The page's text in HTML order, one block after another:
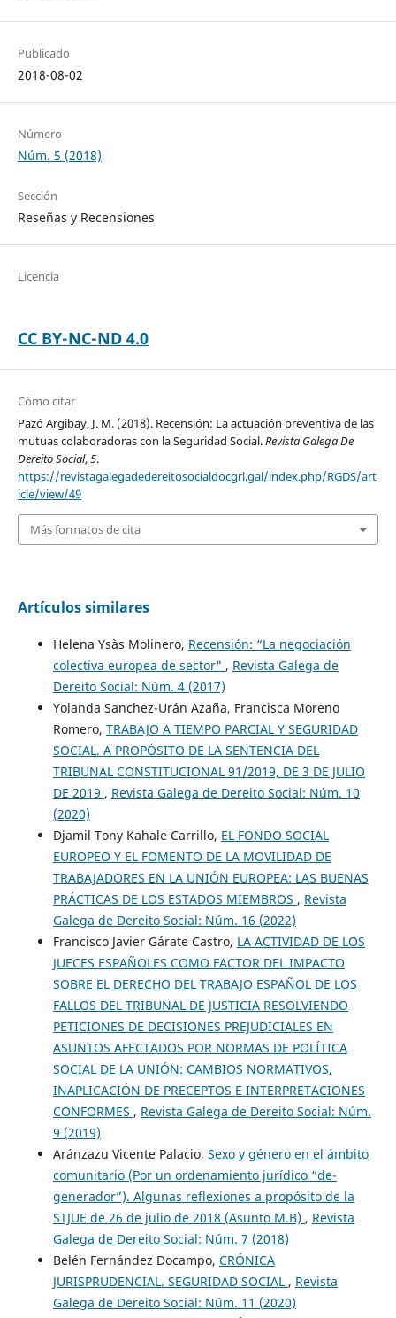
Publicado
2018-08-02
Número
Núm. 5 (2018)
Sección
Reseñas y Recensiones
Licencia
CC BY-NC-ND 4.0
Cómo citar
Pazó Argibay, J. M. (2018). Recensión: La actuación preventiva de las
mutuas colaboradoras con la Seguridad Social.Revista Galega De
Dereito Social,5.
https://revistagalegadedereitosocialdocgrl.gal/index.php/RGDS/art
icle/view/49
Más formatos de cita
Artículos similares
Helena Ysàs Molinero, Recensión: “La negociación
colectiva europea de sector" , Revista Galega de
Dereito Social: Núm. 4 (2017)
Yolanda Sanchez-Urán Azaña, Francisca Moreno
Romero, TRABAJO A TIEMPO PARCIAL Y SEGURIDAD
SOCIAL. A PROPÓSITO DE LA SENTENCIA DEL
TRIBUNAL CONSTITUCIONAL 91/2019, DE 3 DE JULIO
DE 2019 , Revista Galega de Dereito Social: Núm. 10
(2020)
Djamil Tony Kahale Carrillo, EL FONDO SOCIAL
EUROPEO Y EL FOMENTO DE LA MOVILIDAD DE
TRABAJADORES EN LA UNIÓN EUROPEA: LAS BUENAS
PRÁCTICAS DE LOS ESTADOS MIEMBROS , Revista
Galega de Dereito Social: Núm. 16 (2022)
Francisco Javier Gárate Castro, LA ACTIVIDAD DE LOS
JUECES ESPAÑOLES COMO FACTOR DEL IMPACTO
SOBRE EL DERECHO DEL TRABAJO ESPAÑOL DE LOS
FALLOS DEL TRIBUNAL DE JUSTICIA RESOLVIENDO
PETICIONES DE DECISIONES PREJUDICIALES EN
ASUNTOS AFECTADOS POR NORMAS DE POLÍTICA
SOCIAL DE LA UNIÓN: CAMBIOS NORMATIVOS,
INAPLICACIÓN DE PRECEPTOS E INTERPRETACIONES
CONFORMES , Revista Galega de Dereito Social: Núm.
9 (2019)
Aránzazu Vicente Palacio, Sexo y género en el ámbito
comunitario (Por un ordenamiento jurídico “de-
generador”). Algunas reflexiones a propósito de la
STJUE de 26 de julio de 2018 (Asunto M.B) , Revista
Galega de Dereito Social: Núm. 7 (2018)
Belén Fernández Docampo, CRÓNICA
JURISPRUDENCIAL. SEGURIDAD SOCIAL , Revista
Galega de Dereito Social: Núm. 11 (2020)